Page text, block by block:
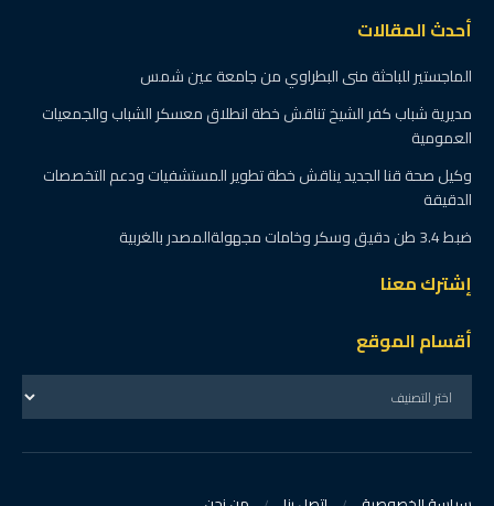
أحدث المقالات
الماجستير للباحثة منى البطراوي من جامعة عين شمس
مديرية شباب كفر الشيخ تناقش خطة انطلاق معسكر الشباب والجمعيات
العمومية
وكيل صحة قنا الجديد يناقش خطة تطوير المستشفيات ودعم التخصصات
الدقيقة
ضبط 3.4 طن دقيق وسكر وخامات مجهولةالمصدر بالغربية
إشترك معنا
أقسام الموقع